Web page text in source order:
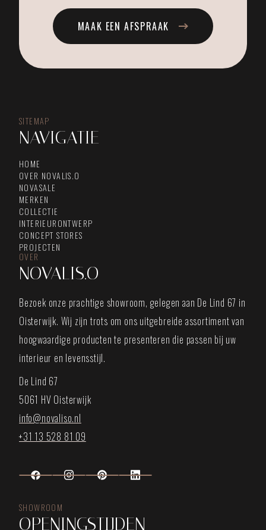
MAAK EEN AFSPRAAK
SITEMAP
NAVIGATIE
HOME
OVER NOVALIS.O
NOVASALE
MERKEN
COLLECTIE
INTERIEURONTWERP
CONCEPT STORES
PROJECTEN
OVER
NOVALIS.O
Bezoek onze prachtige showroom, gelegen aan De Lind 67 in
Oisterwijk. Wij zijn trots om ons uitgebreide assortiment van
hoogwaardige producten te presenteren die passen bij uw
interieur en levensstijl.
De Lind 67
5061 HV Oisterwijk
info@novaliso.nl
+31 13 528 81 09
SHOWROOM
OPENINGSTIJDEN